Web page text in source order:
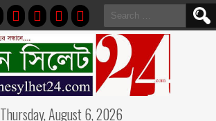
Search
for:
Thursday, August 6, 2026